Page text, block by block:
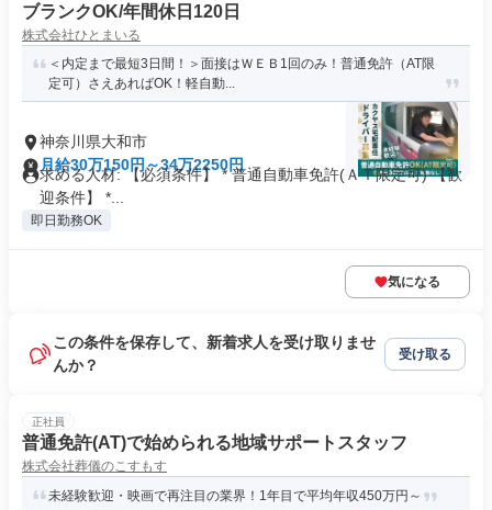
ブランクOK/年間休日120日
株式会社ひとまいる
＜内定まで最短3日間！＞面接はＷＥＢ1回のみ！普通免許（AT限
定可）さえあればOK！軽自動...
神奈川県大和市
月給30万150円～34万2250円
求める人材: 【必須条件】 * 普通自動車免許(ＡＴ限定可) 【歓
迎条件】 *...
即日勤務OK
気になる
この条件を保存して、新着求人を受け取りませ
んか？
受け取る
正社員
普通免許(AT)で始められる地域サポートスタッフ
株式会社葬儀のこすもす
未経験歓迎・映画で再注目の業界！1年目で平均年収450万円～